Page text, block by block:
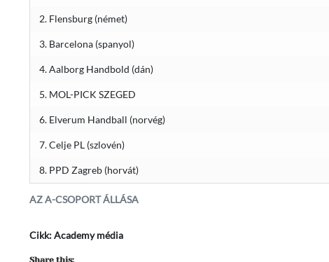
AZ A-CSOPORT ÁLLÁSA
2. Flensburg (német)
3. Barcelona (spanyol)
4. Aalborg Handbold (dán)
5. MOL-PICK SZEGED
6. Elverum Handball (norvég)
7. Celje PL (szlovén)
8. PPD Zagreb (horvát)
Cikk: Academy média